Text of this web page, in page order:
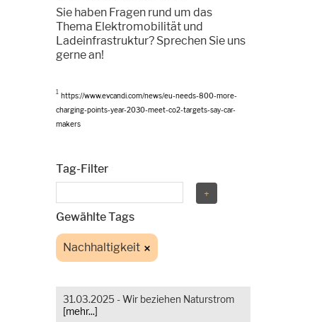
Sie haben Fragen rund um das
Thema Elektromobilität und
Ladeinfrastruktur? Sprechen Sie uns
gerne an!
1 https://www.evcandi.com/news/eu-needs-800-more-
charging-points-year-2030-meet-co2-targets-say-car-
makers
Tag-Filter
Gewählte Tags
Nachhaltigkeit
31.03.2025 - Wir beziehen Naturstrom
[mehr...]